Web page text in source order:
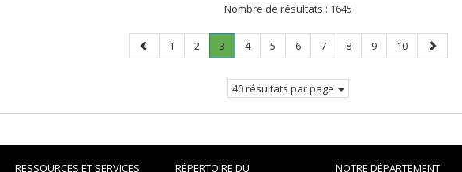
Nombre de résultats : 1645
Page
précédente
Page
1 Page
2 Page
3.
Page
Page
4 Page
5 Page
6 Page
7 Page
8 Page
9 Page
10
Page
suivante
40 résultats par page
RESSOURCES ET SERVICES RÉPERTOIRE DU NOTRE DÉPARTEMENT